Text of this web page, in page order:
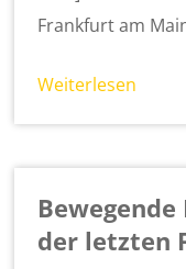
Frankfurt am
Weiterlesen
der letzten